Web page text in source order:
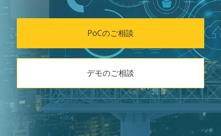
PoCのご相談
デモのご相談